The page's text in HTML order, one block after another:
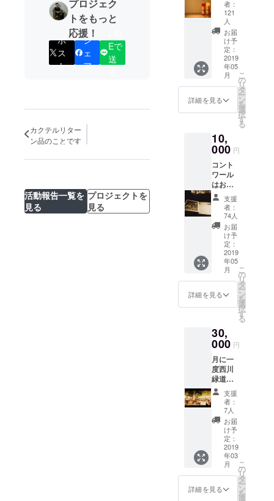
プロジェク
トをもっと
応援！
ポ
ス
ト
シ
ェ
ア
Eで
送
カクテルリター
ン品のことです
活動報告一覧を
見る
プロジェクトを
見る
ワード グ
ルメ部門受
４１歳 ク
ラウドファ
ンディング
にてご支援
いただき児
童養護施設×
ダープロ
ジェクト開
前回のクラ
ウドファン
ディングの
ページです
https://faavo.
jp/okayama/
project/3549
４２歳 現
趣味 アロ
マ、バーに
おけるBGM
選び、高校
野球のユニ
フォーム好
りでき
ます 例
ば、、
・ミル
ク系 で
甘い ・
アル
コール
さっぱ
り いろ
のでお
気兼ね
なくお
伝えく
ださい
ませ ※
カクテ
ルチ
ケット
の有効
期限は
２年間
です た
だし不
した場
合チ
は返金
させて
いただ
きます
※２つの
メ
ニュー
の中か
らご希
望のメ
ニュー
をお１
つ備考
欄にご
記載く
ませ ※
テルを2
杯ご用
意して
おりま
のしず
くもシ
ロップ
を使っ
たカク
ります
ご来店
どちら
かお選
びくだ
さいま
せ 蜜
柑のカ
クテル
は 数量
限定に
なりま
す 予
めご了
承下さ
いま
未成年
の方へ
アル
コール
で提供
致しま
す カク
テルチ
ケット
の有効
期限は
２年間
とさせ
ていた
す ※２
者：
121
人
お届
け予
定：
2019
年05
月
詳細を見る
こ
の
リ
タ
ー
ン
を
選
択
す
る
10,
000 円
コント
ワール
はお店
のブロ
グを10
年以上
書いて
おりそ
れを元
にちい
さな
エッセ
イ本を
書いて
います
ン
ディー
ズ48pほ
ど) バー
の日常
を切り
取った
リトル
プレス
コント
ワール
内で
あった
こと、1
歩外に
出た風
景、あ
支援
者：
74人
お届
け予
定：
2019
年05
月
詳細を見る
こ
の
リ
タ
ー
ン
を
選
択
す
る
30,
000 円
月に一
度西川
緑道公
園にて
満月の
最寄り
の土曜
日に開
催され
る満月
BAR（
期間は
４月～
１０
月）
支援
者：
7人
お届
け予
定：
2019
年03
月
詳細を見る
こ
の
リ
タ
ー
ン
を
選